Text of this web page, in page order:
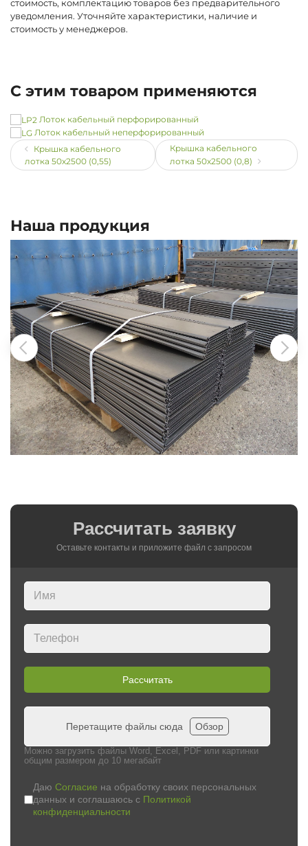
стоимость, комплектацию товаров без предварительного
уведомления. Уточняйте характеристики, наличие и
стоимость у менеджеров.
С этим товаром применяются
Лоток кабельный перфорированный
Лоток кабельный неперфорированный
Крышка кабельного
лотка 50х2500 (0,55)
Крышка кабельного
лотка 50х2500 (0,8)
Наша продукция
Рассчитать заявку
Оставьте контакты и приложите файл c запросом
Рассчитать
Перетащите файлы сюда Обзор
Можно загрузить файлы Word, Excel, PDF или картинки
общим размером до 10 мегабайт
Даю Согласие на обработку своих персональных
данных и соглашаюсь с Политикой
конфиденциальности